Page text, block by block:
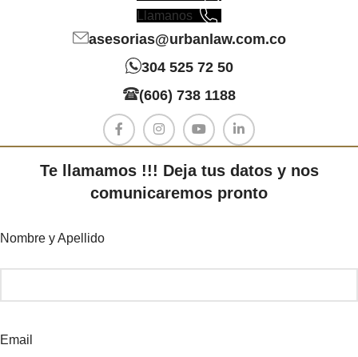
Llamanos
asesorias@urbanlaw.com.co
304 525 72 50
(606) 738 1188
Te llamamos !!! Deja tus datos y nos
comunicaremos pronto
Nombre y Apellido
Email